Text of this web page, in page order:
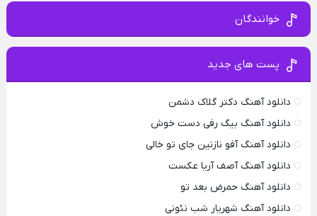
خوانندگان
پست های جدید
دانلود آهنگ دکتر گلاک دشمن
دانلود آهنگ بیگ رفی دست خوش
دانلود آهنگ آفو نازنین جای تو خالی
دانلود آهنگ آصف آریا عکست
دانلود آهنگ حمرض بعد تو
دانلود آهنگ شهریار شب نئونی